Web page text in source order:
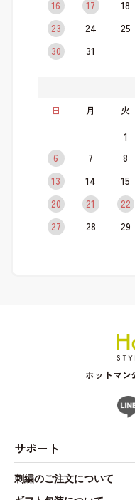
16
17 18
23
24 25
30
31
日
月 火
1
6
7 8
13
14 15
20
21 22
27
28 29
ホットマン
サポート
刺繍のご注文について